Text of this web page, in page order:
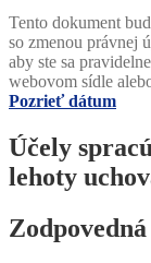
Tento dokument
so zmenou právnej
aby ste sa
webovom sídle
Pozrieť dátum
Účely
lehoty
Zodpovedná